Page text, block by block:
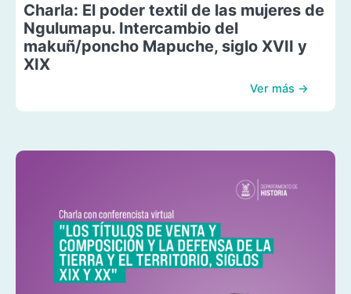
Charla: El poder textil de las mujeres de
Ngulumapu. Intercambio del
makuñ/poncho Mapuche, siglo XVII y
XIX
Ver más →